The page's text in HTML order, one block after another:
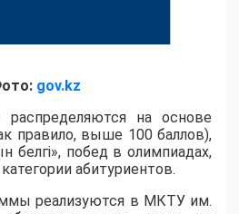
gov.kz
распределяются на основе
правило, выше 100 баллов),
белгі», побед в олимпиадах,
абитуриентов.
реализуются в МКТУ им.